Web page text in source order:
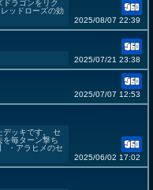
ラゴンをリク
ッドローズの効
2025/08/07 22:39
2025/07/21 23:38
2025/07/07 12:53
デッキです。 セ
を毎ターン撃ち
・アラヒメのセ
2025/06/02 17:02